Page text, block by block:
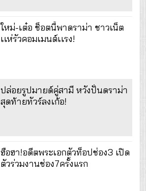
ใหม่-เต๋อ ช็อตนี้พาดราม่า ชาวเน็ต
เเห่รัวคอมเมนต์เเรง!
ปล่อยรูปมายด์คู่สามี หวังปั่นดราม่า
สุดท้ายทัวร์ลงเก้อ!
ฮือฮา!อดีตพระเอกตัวท็อปช่อง3 เปิด
ตัวร่วมงานช่อง7ครั้งแรก